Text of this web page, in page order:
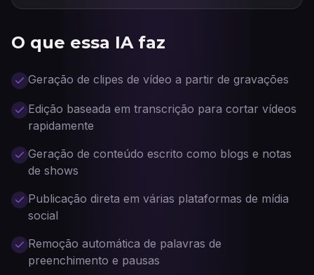
O que essa IA faz
Geração de clipes de vídeo a partir de gravações
Edição baseada em transcrição para cortar vídeos
rapidamente
Geração de conteúdo escrito como blogs e notas
de shows
Publicação direta em várias plataformas de mídia
social
Remoção automática de palavras de
preenchimento e pausas